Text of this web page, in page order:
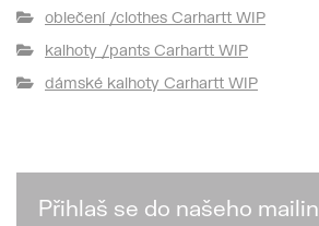
oblečení /clothes Carhartt WIP
kalhoty /pants Carhartt WIP
dámské kalhoty Carhartt WIP
Přihlaš se do našeho